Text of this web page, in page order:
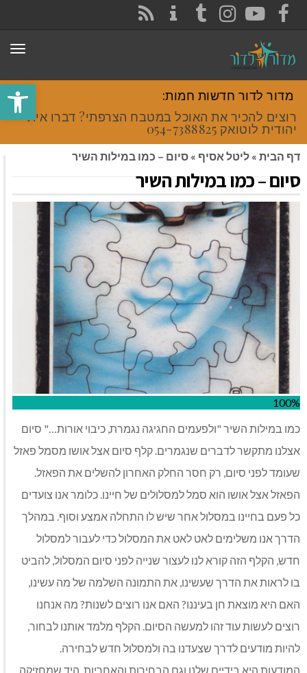
פתח
FACEBOOK
YOUTUBE
INSTAGRAM
TUMBLR
מדור לדור חדשות חמות:
רוצים להכיר את האוכל במטבח הצרפתי? דברו איתי
יהודית לוטואק 054-7388825.
דף הבית » ליטל אסיף » סיום – כמו במילות השיר
סיום – כמו במילות השיר
100%
כמו במילות השיר "ולפעמים החגיגה נגמרת, כיבוי אורות…" סיום
אצלנו מתקשר לדברים שנגמרים. קלף סיום אצל אושו מסמל פאזל
שעומד לפני סיום, רק חסר החלק האחרון להשלים את הפאזל.
הפאזל אצל אושו הוא סמל למסלולים של חיינו. כלומר אנו צועדים
כל פעם בחיינו במסלול אחר שיש לו התחלה אמצע וסוף. במהלך
הדרך אנו משלימים לאט לאט את המסלול כדי לעבור למסלול
חדש, הקלף הזה קורא לנו לעצור שנייה לפני סיום המסלול, להביט
בו לראות את הדרך שעשינו, את התמונה השלמה של מה עשינו,
האם היא מוצאת חן בעיננו? האם אנו רוצים לשנות? מה אנחנו
רוצים לעשות עוד זהו למעשה הסיום. הקלף מלמד אותנו לבחור,
להיות מודעים לדרך שצעדנו בה ולמסלול חדש לבחירה.
המודעות היא בידיים שלנו וגם הבחירות והאחריות. היד שמחזיקה